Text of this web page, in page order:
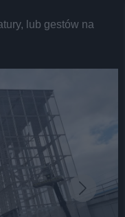
lub gestów na